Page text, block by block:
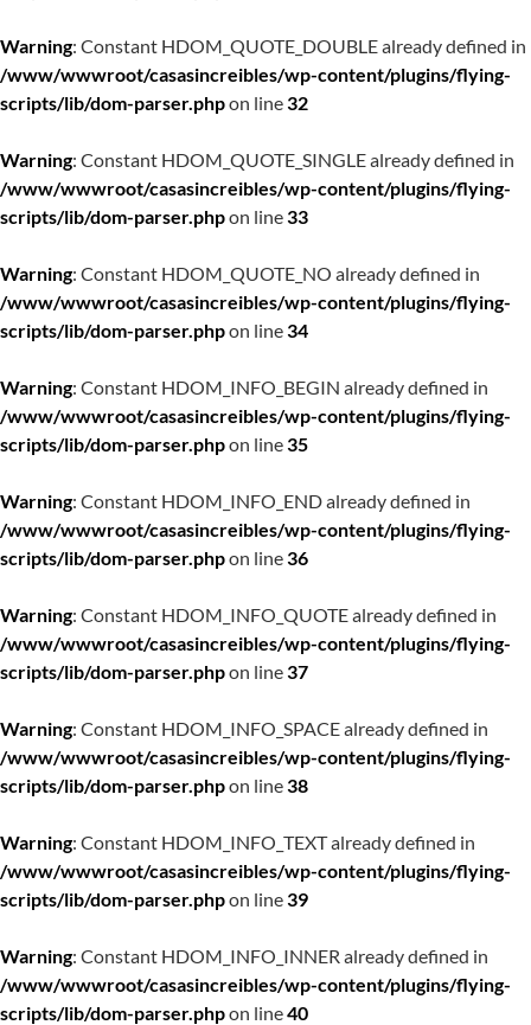
Warning: Constant HDOM_QUOTE_DOUBLE already defined in
/www/wwwroot/casasincreibles/wp-content/plugins/flying-
scripts/lib/dom-parser.phpon line32
Warning: Constant HDOM_QUOTE_SINGLE already defined in
/www/wwwroot/casasincreibles/wp-content/plugins/flying-
scripts/lib/dom-parser.phpon line33
Warning: Constant HDOM_QUOTE_NO already defined in
/www/wwwroot/casasincreibles/wp-content/plugins/flying-
scripts/lib/dom-parser.phpon line34
Warning: Constant HDOM_INFO_BEGIN already defined in
/www/wwwroot/casasincreibles/wp-content/plugins/flying-
scripts/lib/dom-parser.phpon line35
Warning: Constant HDOM_INFO_END already defined in
/www/wwwroot/casasincreibles/wp-content/plugins/flying-
scripts/lib/dom-parser.phpon line36
Warning: Constant HDOM_INFO_QUOTE already defined in
/www/wwwroot/casasincreibles/wp-content/plugins/flying-
scripts/lib/dom-parser.phpon line37
Warning: Constant HDOM_INFO_SPACE already defined in
/www/wwwroot/casasincreibles/wp-content/plugins/flying-
scripts/lib/dom-parser.phpon line38
Warning: Constant HDOM_INFO_TEXT already defined in
/www/wwwroot/casasincreibles/wp-content/plugins/flying-
scripts/lib/dom-parser.phpon line39
Warning: Constant HDOM_INFO_INNER already defined in
/www/wwwroot/casasincreibles/wp-content/plugins/flying-
scripts/lib/dom-parser.phpon line40